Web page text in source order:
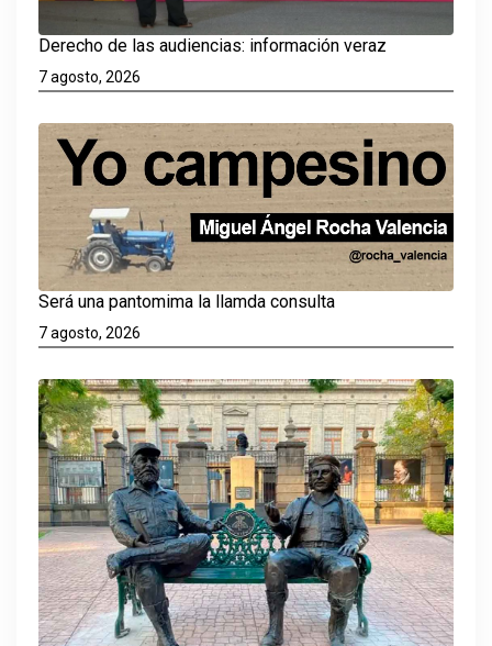
Derecho de las audiencias: información veraz
7 agosto, 2026
Será una pantomima la llamda consulta
7 agosto, 2026